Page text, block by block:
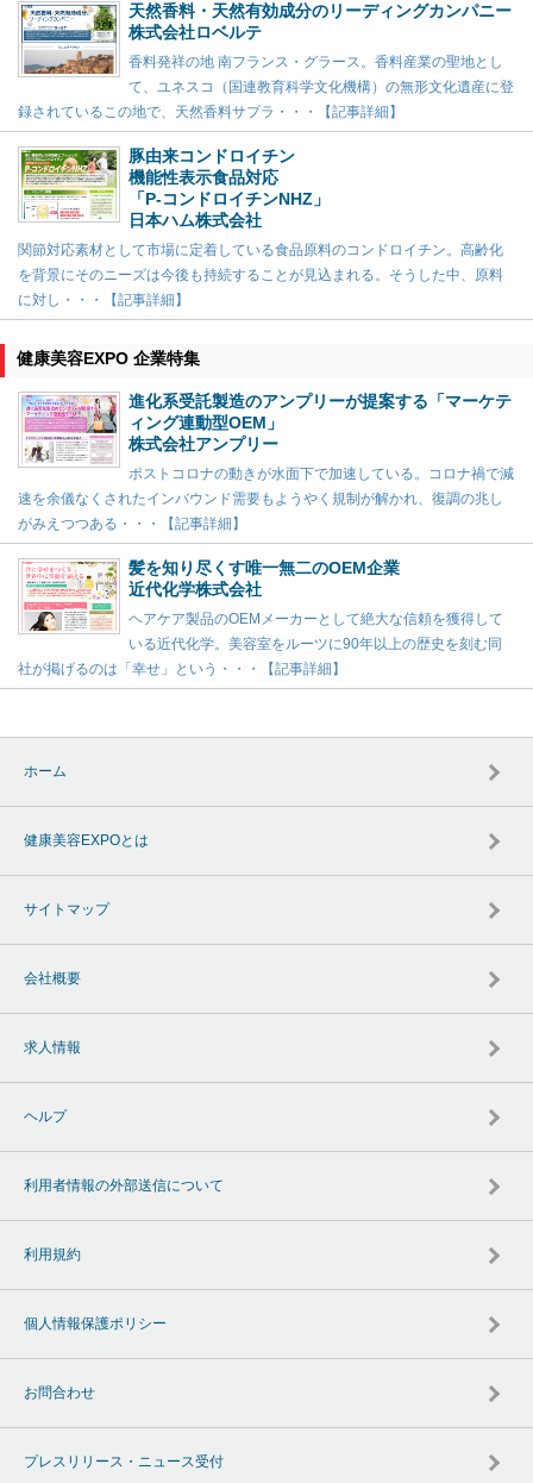
天然香料・天然有効成分のリーディングカンパニー
株式会社ロベルテ
香料発祥の地 南フランス・グラース。香料産業の聖地とし
て、ユネスコ（国連教育科学文化機構）の無形文化遺産に登
録されているこの地で、天然香料サプラ・・・【記事詳細】
豚由来コンドロイチン
機能性表示食品対応
「P-コンドロイチンNHZ」
日本ハム株式会社
関節対応素材として市場に定着している食品原料のコンドロイチン。高齢化
を背景にそのニーズは今後も持続することが見込まれる。そうした中、原料
に対し・・・【記事詳細】
健康美容EXPO 企業特集
進化系受託製造のアンプリーが提案する「マーケテ
ィング連動型OEM」
株式会社アンプリー
ポストコロナの動きが水面下で加速している。コロナ禍で減
速を余儀なくされたインバウンド需要もようやく規制が解かれ、復調の兆し
がみえつつある・・・【記事詳細】
髪を知り尽くす唯一無二のOEM企業
近代化学株式会社
ヘアケア製品のOEMメーカーとして絶大な信頼を獲得して
いる近代化学。美容室をルーツに90年以上の歴史を刻む同
社が掲げるのは「幸せ」という・・・【記事詳細】
ホーム
健康美容EXPOとは
サイトマップ
会社概要
求人情報
ヘルプ
利用者情報の外部送信について
利用規約
個人情報保護ポリシー
お問合わせ
プレスリリース・ニュース受付